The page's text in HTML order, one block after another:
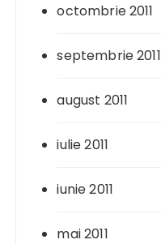
octombrie 2011
septembrie 2011
august 2011
iulie 2011
iunie 2011
mai 2011